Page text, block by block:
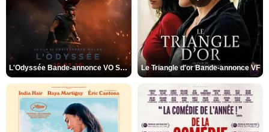
L'Odyssée Bande-annonce VO STFR Le Triangle d'or Bande-annonce VF